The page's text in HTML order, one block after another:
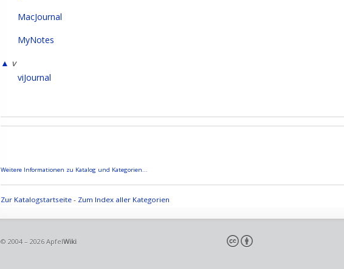
MacJournal
MyNotes
▲ v
viJournal
Weitere Informationen zu Katalog und Kategorien...
Zur Katalogstartseite - Zum Index aller Kategorien
© 2004 – 2026 ApfelWiki cb